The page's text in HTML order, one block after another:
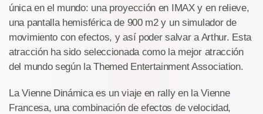
única en el mundo: una proyección en IMAX y en relieve,
una pantalla hemisférica de 900 m2 y un simulador de
movimiento con efectos, y así poder salvar a Arthur. Esta
atracción ha sido seleccionada como la mejor atracción
del mundo según la Themed Entertainment Association.
La Vienne Dinámica es un viaje en rally en la Vienne
Francesa, una combinación de efectos de velocidad,